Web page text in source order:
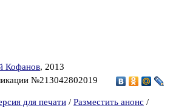
Кофанов, 2013
№213042802019
для печати / Разместить анонс /